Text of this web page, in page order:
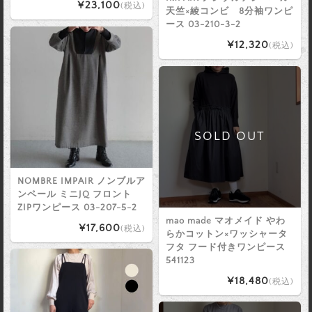
¥23,100(税込)
天竺×綾コンビ 8分袖ワンピ
ース 03-210-3-2
¥12,320(税込)
NOMBRE IMPAIR ノンブルア
ンペール ミニJQ フロント
ZIPワンピース 03-207-5-2
¥17,600(税込)
SOLD OUT
mao made マオメイド やわ
らかコットン×ワッシャータ
フタ フード付きワンピース
541123
¥18,480(税込)